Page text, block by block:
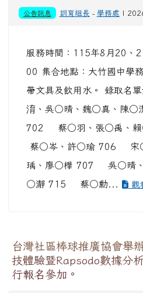
公告訊息 訓育組長 - 學務處 |
服務時間：115年8月20、
00 集合地點：大竹國中學
帶文具及飲用水。 錄取
淯、吳○晴、魏○真、陳○
702 蔡○羽、張○禹、
蔡○岑、許○瑜 706 宋
瑀、廖○樺 707 吳○晴
○瀞 715 蔡○勳...
觀
台灣社區棒球推廣協會舉
技體驗暨Rapsodo數據分
行報名參加。